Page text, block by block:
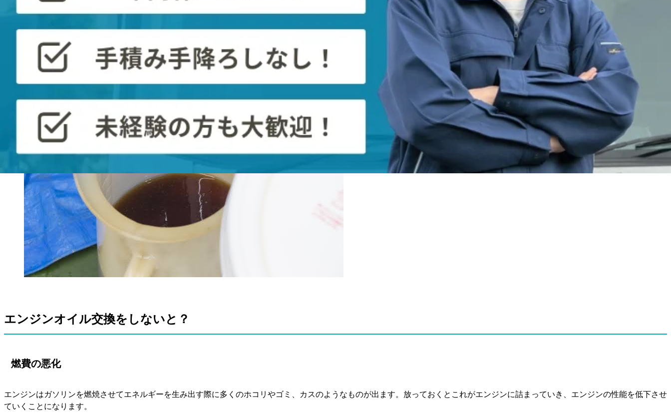
が目安となります。 車によって適切な量があります ので、仕様書などの指示に従うようにしましょう。
エンジンオイル交換をしないと？
燃費の悪化
エンジンはガソリンを燃焼させてエネルギーを生み出す際に多くのホコリやゴミ、カスのようなものが出ます。放っておくとこれがエンジンに詰まっていき、エンジンの性能を低下させ
ていくことになります。